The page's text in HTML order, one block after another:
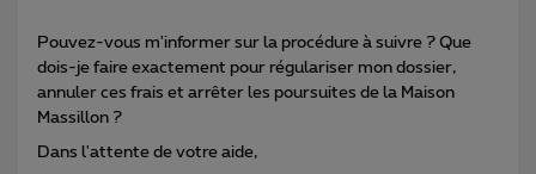
Pouvez-vous m'informer sur la procédure à suivre ? Que
dois-je faire exactement pour régulariser mon dossier,
annuler ces frais et arrêter les poursuites de la Maison
Massillon ?
Dans l'attente de votre aide,